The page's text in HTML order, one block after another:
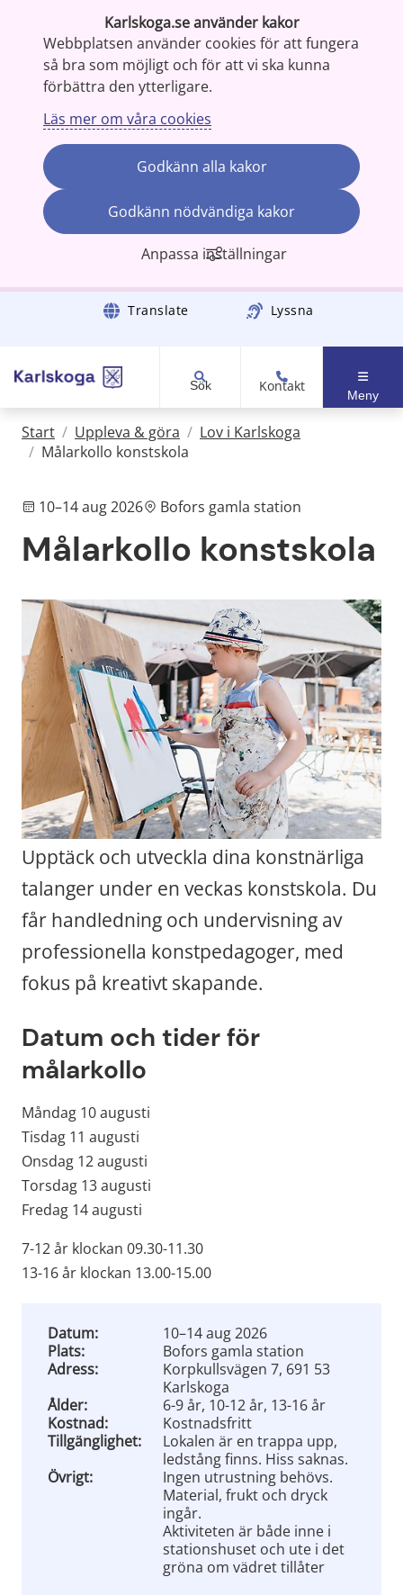
Karlskoga.se använder kakor
Webbplatsen använder cookies för att fungera
så bra som möjligt och för att vi ska kunna
förbättra den ytterligare.
Läs mer om våra cookies
Godkänn alla kakor
Godkänn nödvändiga kakor
Anpassa inställningar
Gå till innehåll Translate Lyssna
Sök Kontakt
Meny
Start / Uppleva & göra / Lov i Karlskoga
/ Målarkollo konstskola
10–14 aug 2026 Bofors gamla station
Målarkollo konstskola
Upptäck och utveckla dina konstnärliga
talanger under en veckas konstskola. Du
får handledning och undervisning av
professionella konstpedagoger, med
fokus på kreativt skapande.
Datum och tider för
målarkollo
Måndag 10 augusti
Tisdag 11 augusti
Onsdag 12 augusti
Torsdag 13 augusti
Fredag 14 augusti
7-12 år klockan 09.30-11.30
13-16 år klockan 13.00-15.00
Datum:
10–14 aug 2026
Plats:
Bofors gamla station
Adress:
Korpkullsvägen 7, 691 53
Karlskoga
Ålder:
6-9 år, 10-12 år, 13-16 år
Kostnad:
Kostnadsfritt
Tillgänglighet:
Lokalen är en trappa upp,
ledstång finns. Hiss saknas.
Övrigt:
Ingen utrustning behövs.
Material, frukt och dryck
ingår.
Aktiviteten är både inne i
stationshuset och ute i det
gröna om vädret tillåter